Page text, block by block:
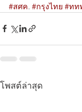
#สศค. #กรุงไทย #ทท
โพสต์ล่าสุด